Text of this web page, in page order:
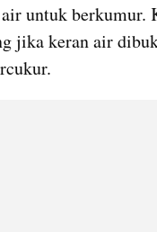
untuk berkumur.
jika keran air